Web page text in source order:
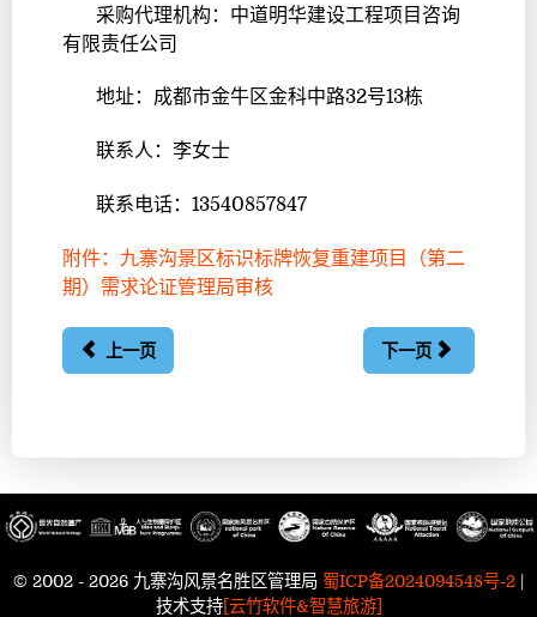
采购代理机构：中道明华建设工程项目咨询
有限责任公司
地址：成都市金牛区金科中路32号13栋
联系人：李女士
联系电话：13540857847
附件：九寨沟景区标识标牌恢复重建项目（第二
期）需求论证管理局审核
上一页 下一页
© 2002 - 2026 九寨沟风景名胜区管理局 蜀ICP备2024094548号-2 |
技术支持[云竹软件&智慧旅游]